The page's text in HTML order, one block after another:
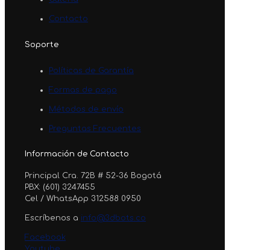
Contacto
Soporte
Políticas de Garantía
Formas de pago
Métodos de envío
Preguntas Frecuentes
Información de Contacto
Principal Cra. 72B # 52-36 Bogotá
PBX: (601) 3247455
Cel / WhatsApp 312588 0950
Escríbenos a info@3dbots.co
Facebook